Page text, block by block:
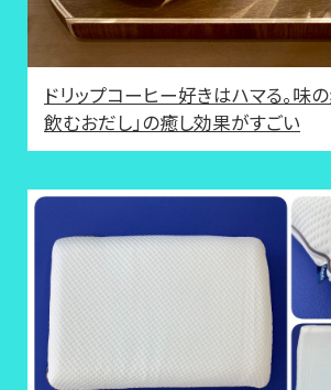
ドリップコーヒー好きはハマる。味の
飲むおだし」の癒し効果がすごい